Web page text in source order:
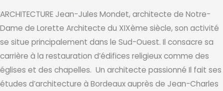
lorette
en
gironde
ARCHITECTURE Jean-Jules Mondet, architecte de Notre-
Dame de Lorette Architecte du XIXème siècle, son activité
se situe principalement dans le Sud-Ouest. Il consacre sa
carrière à la restauration d’édifices religieux comme des
églises et des chapelles. Un architecte passionné Il fait ses
études d’architecture à Bordeaux auprès de Jean-Charles